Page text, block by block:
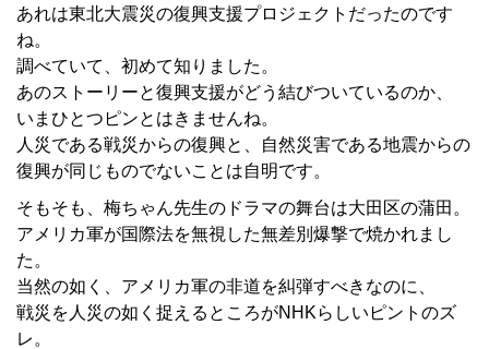
あれは東北大震災の復興支援プロジェクトだったのです
ね。
調べていて、初めて知りました。
あのストーリーと復興支援がどう結びついているのか、
いまひとつピンとはきませんね。
人災である戦災からの復興と、自然災害である地震からの
復興が同じものでないことは自明です。
そもそも、梅ちゃん先生のドラマの舞台は大田区の蒲田。
アメリカ軍が国際法を無視した無差別爆撃で焼かれまし
た。
当然の如く、アメリカ軍の非道を糾弾すべきなのに、
戦災を人災の如く捉えるところがNHKらしいピントのズ
レ。